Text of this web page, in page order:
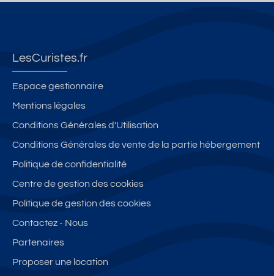
LesCuristes.fr
Espace gestionnaire
Mentions légales
Conditions Générales d'Utilisation
Conditions Générales de vente de la partie hébergement
Politique de confidentialité
Centre de gestion des cookies
Politique de gestion des cookies
Contactez - Nous
Partenaires
Proposer une location